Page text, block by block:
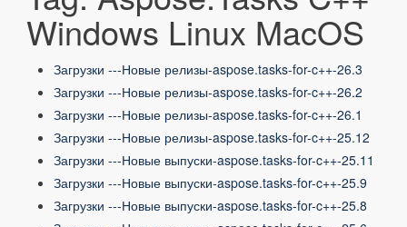
Windows Linux MacOS
Загрузки ---Новые релизы-aspose.tasks-for-c++-26.3
Загрузки ---Новые релизы-aspose.tasks-for-c++-26.2
Загрузки ---Новые релизы-aspose.tasks-for-c++-26.1
Загрузки ---Новые релизы-aspose.tasks-for-c++-25.12
Загрузки ---Новые выпуски-aspose.tasks-for-c++-25.11
Загрузки ---Новые выпуски-aspose.tasks-for-c++-25.9
Загрузки ---Новые выпуски-aspose.tasks-for-c++-25.8